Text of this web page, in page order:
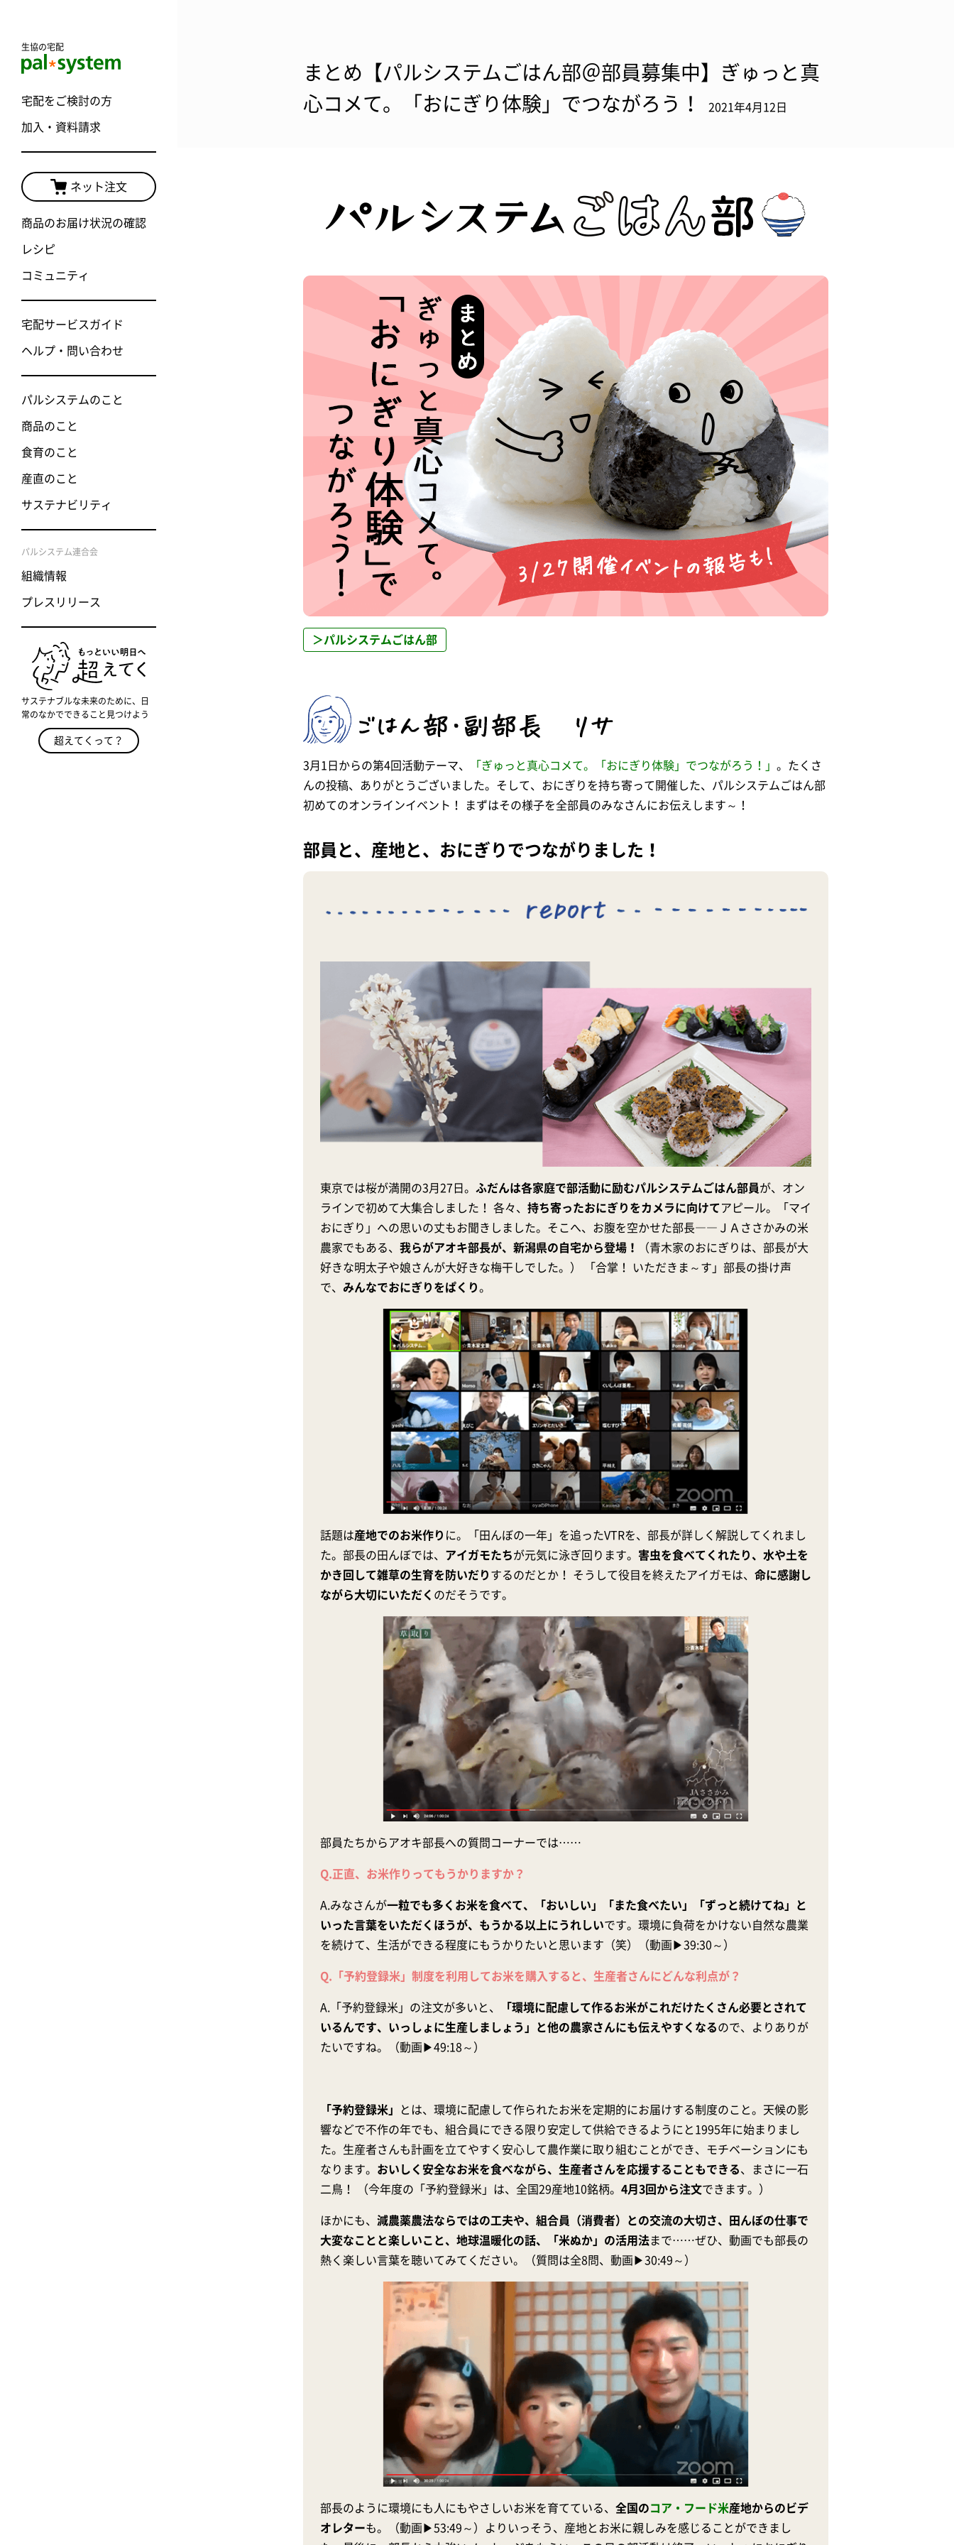
生協の宅配
宅配をご検討の方
加入・資料請求
ネット注文
商品のお届け状況の確認
レシピ
コミュニティ
宅配サービスガイド
ヘルプ・問い合わせ
パルシステムのこと
商品のこと
食育のこと
産直のこと
サステナビリティ
パルシステム連合会
組織情報
プレスリリース
サステナブルな未来のために、日
常のなかでできること見つけよう
超えてくって？
まとめ【パルシステムごはん部＠部員募集中】ぎゅっと真
心コメて。「おにぎり体験」でつながろう！
2021年4月12日
＞パルシステムごはん部
3月1日からの第4回活動テーマ、 「ぎゅっと真心コメて。「おにぎり体験」でつながろう！」 。たくさ
んの投稿、ありがとうございました。そして、おにぎりを持ち寄って開催した、パルシステムごはん部
初めてのオンラインイベント！ まずはその様子を全部員のみなさんにお伝えします～！
部員と、産地と、おにぎりでつながりました！
東京では桜が満開の3月27日。 ふだんは各家庭で部活動に励むパルシステムごはん部員が、オン
ラインで初めて大集合しました！ 各々、 持ち寄ったおにぎりをカメラに向けて アピール。「マイ
おにぎり」への思いの丈もお聞きしました。そこへ、お腹を空かせた部長――ＪＡささかみの米
農家でもある、 我らがアオキ部長が、新潟県の自宅から登場！
（青木家のおにぎりは、部長が大
好きな明太子や娘さんが大好きな梅干しでした。） 「合掌！ いただきま～す」部長の掛け声
で、 みんなでおにぎりをぱくり 。
話題は産地でのお米作り に。「田んぼの一年」を追ったVTRを、部長が詳しく解説してくれまし
た。部長の田んぼでは、 アイガモたちが元気に泳ぎ回ります。 害虫を食べてくれたり、水や土を
かき回して雑草の生育を防いだり するのだとか！ そうして役目を終えたアイガモは、 命に感謝し
ながら大切にいただく のだそうです。
部員たちからアオキ部長への質問コーナーでは……
Q.正直、お米作りってもうかりますか？
A.みなさんが一粒でも多くお米を食べて、「おいしい」「また食べたい」「ずっと続けてね」と
いった言葉をいただくほうが、もうかる以上にうれしいです。環境に負荷をかけない自然な農業
を続けて、生活ができる程度にもうかりたいと思います（笑）（動画▶39:30～）
Q.「予約登録米」制度を利用してお米を購入すると、生産者さんにどんな利点が？
A.「予約登録米」の注文が多いと、
「環境に配慮して作るお米がこれだけたくさん必要とされて
いるんです、いっしょに生産しましょう」と他の農家さんにも伝えやすくなるので、よりありが
たいですね。（動画▶49:18～）
「予約登録米」
とは、環境に配慮して作られたお米を定期的にお届けする制度のこと。天候の影
響などで不作の年でも、組合員にできる限り安定して供給できるようにと1995年に始まりまし
た。生産者さんも計画を立てやすく安心して農作業に取り組むことができ、モチベーションにも
なります。 おいしく安全なお米を食べながら、生産者さんを応援することもできる、まさに一石
二鳥！ （今年度の「予約登録米」は、全国29産地10銘柄。 4月3回から注文できます。）
ほかにも、 減農薬農法ならではの工夫や、組合員（消費者）との交流の大切さ、田んぼの仕事で
大変なことと楽しいこと、地球温暖化の話、「米ぬか」の活用法まで……ぜひ、動画でも部長の
熱く楽しい言葉を聴いてみてください。（質問は全8問、動画▶30:49～）
部長のように環境にも人にもやさしいお米を育てている、 全国のコア・フード米産地からのビデ
オレターも。（動画▶53:49～）よりいっそう、産地とお米に親しみを感じることができまし